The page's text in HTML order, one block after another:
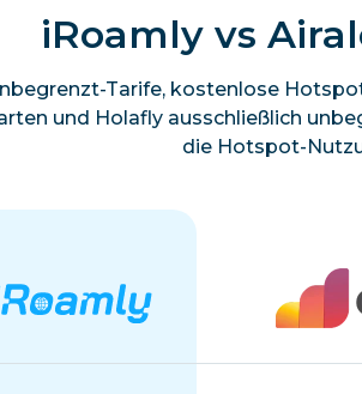
iRoamly vs
Tarife, kostenlose
und Holafly ausschließlich
die Hotspot-